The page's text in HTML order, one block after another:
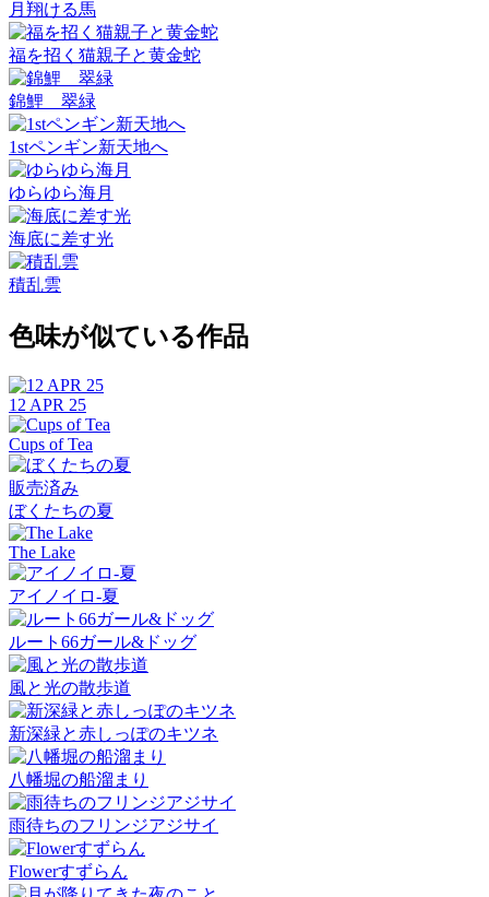
月翔ける馬
福を招く猫親子と黄金蛇
錦鯉 翠緑
1stペンギン新天地へ
ゆらゆら海月
海底に差す光
積乱雲
色味が似ている作品
12 APR 25
Cups of Tea
販売済み
ぼくたちの夏
The Lake
アイノイロ-夏
ルート66ガール&ドッグ
風と光の散歩道
新深緑と赤しっぽのキツネ
八幡堀の船溜まり
雨待ちのフリンジアジサイ
Flowerすずらん